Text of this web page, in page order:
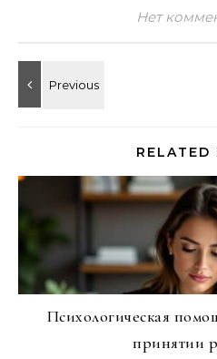
Нет
RELATED
Психологическая
принятии